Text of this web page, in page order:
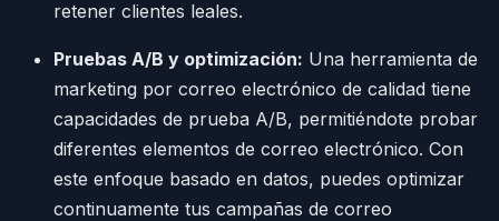
retener clientes leales.
Pruebas A/B y optimización: Una herramienta de
marketing por correo electrónico de calidad tiene
capacidades de prueba A/B, permitiéndote probar
diferentes elementos de correo electrónico. Con
este enfoque basado en datos, puedes optimizar
continuamente tus campañas de correo